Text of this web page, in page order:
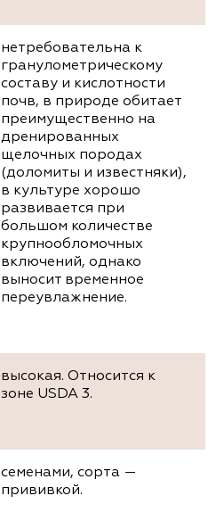
нетребовательна к
гранулометрическому
составу и кислотности
почв, в природе обитает
преимущественно на
дренированных
щелочных породах
(доломиты и известняки),
в культуре хорошо
развивается при
большом количестве
крупнообломочных
включений, однако
выносит временное
переувлажнение.
высокая. Относится к
зоне USDA 3.
семенами, сорта —
прививкой.